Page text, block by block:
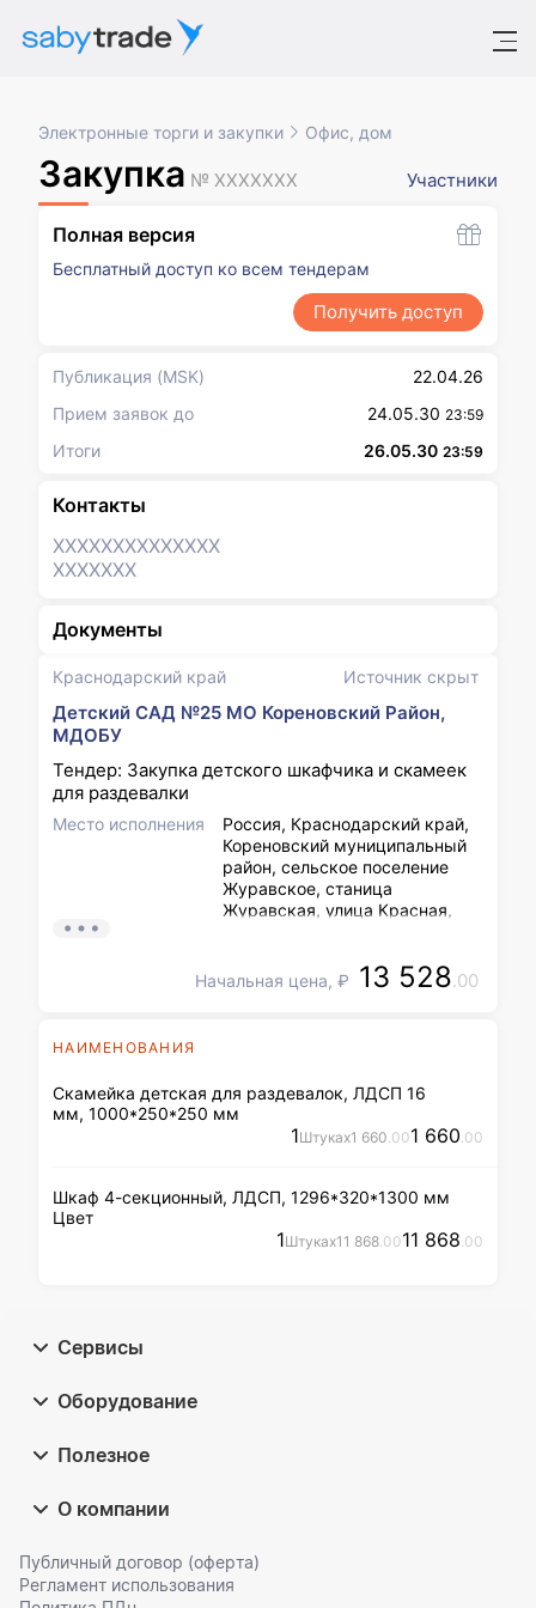
Электронные торги и закупки Офис, дом
Закупка № XXXXXXX Участники
Краснодарский край Источник скрыт
Детский САД №25 МО Кореновский Район,
МДОБУ
Тендер: Закупка детского шкафчика и скамеек
для раздевалки
Место исполнения
Россия, Краснодарский край,
Кореновский муниципальный
район, сельское поселение
Журавское, станица
Журавская, улица Красная,
край, Кореновский район,
станица Журавская, улица
Начальная цена, ₽ 13 528.00
НАИМЕНОВАНИЯ
Скамейка детская для раздевалок, ЛДСП 16
мм, 1000*250*250 мм
1Штукаx1 660.001 660.00
Шкаф 4-секционный, ЛДСП, 1296*320*1300 мм
Цвет
1Штукаx11 868.0011 868.00
Полная версия
Бесплатный доступ ко всем тендерам
Получить доступ
Публикация (MSK)
22.04.26
Прием заявок до
24.05.30 23:59
Итоги 26.05.30 23:59
Контакты
XXXXXXXXXXXXXX
XXXXXXX
Документы
Сервисы
Оборудование
Полезное
О компании
Публичный договор (оферта)
Регламент использования